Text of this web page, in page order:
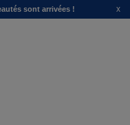
sont arrivées ! x